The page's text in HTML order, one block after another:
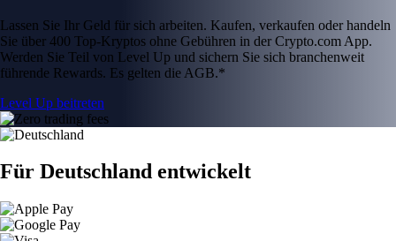
Lassen Sie Ihr Geld für sich arbeiten. Kaufen, verkaufen oder handeln
Sie über 400 Top-Kryptos ohne Gebühren in der Crypto.com App.
Werden Sie Teil von Level Up und sichern Sie sich branchenweit
führende Rewards. Es gelten die AGB.*
Level Up beitreten
Für Deutschland entwickelt